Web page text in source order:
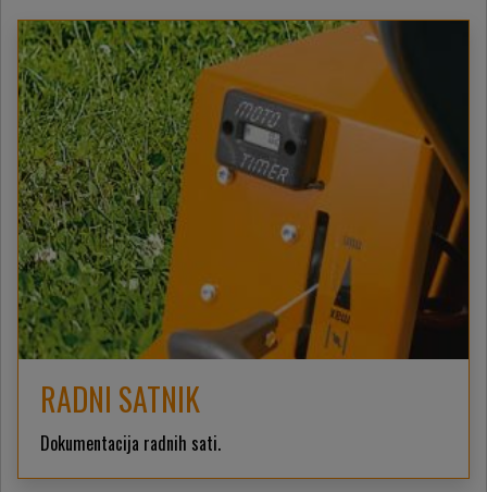
RADNI SATNIK
Dokumentacija radnih sati.